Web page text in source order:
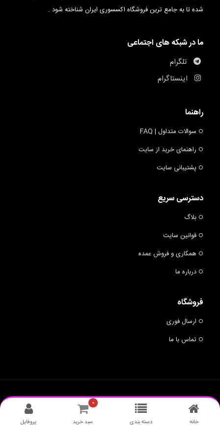
شده تا به جامع ترین فروشگاه اکسسوری ایران شناخته شود .
ما در شبکه های اجتماعی
تلگرام
اینستاگرام
راهنما
سوالات متداول | FAQ
راهنمای خرید از سایت
پشتیبانی سایت
دسترسی سریع
بلاگ
قوانین سایت
همکاری و فروش عمده
درباره ما
فروشگاه
ارسال فوری
تماس با ما
© 2019 BUMRANG - ALL RIGHTS RESERVED.BUMRANG
طراحی وبسایت
خانه دسته بندی
۰
سبد خرید پروفایل